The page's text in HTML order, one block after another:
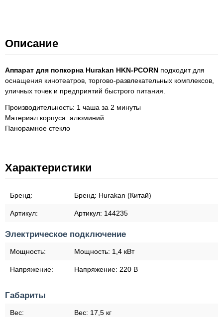
Описание
Аппарат для попкорна Hurakan HKN-PCORN подходит для
оснащения кинотеатров, торгово-развлекательных комплексов,
уличных точек и предприятий быстрого питания.
Производительность: 1 чаша за 2 минуты
Материал корпуса: алюминий
Панорамное стекло
Характеристики
Бренд: Бренд: Hurakan (Китай)
Артикул: Артикул: 144235
Электрическое подключение
Мощность: Мощность: 1,4 кВт
Напряжение: Напряжение: 220 В
Габариты
Вес: Вес: 17,5 кг